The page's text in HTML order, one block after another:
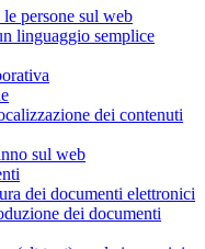
persone sul web
linguaggio semplice
dei contenuti
sul web
dei documenti elettronici
dei documenti